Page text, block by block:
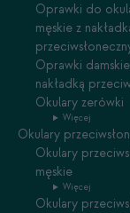
Oprawki do
męskie z
Oprawki
nakładką
Okulary zerówki
Więcej
Okulary
Okulary
męskie
Więcej
Okulary